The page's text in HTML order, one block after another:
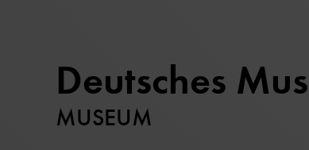
Deutsches
MUSEUM